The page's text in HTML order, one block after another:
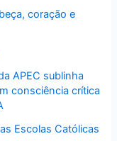
coração e
APEC sublinha
consciência crítica
Escolas Católicas